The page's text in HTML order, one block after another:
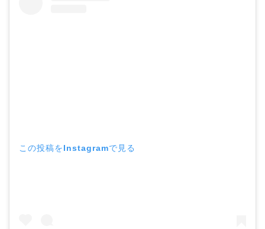
この投稿をInstagramで見る